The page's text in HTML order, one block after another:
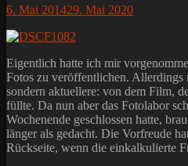
Posted
6. Mai 201429. Mai 2020
Eigentlich hatte ich mir
Fotos zu veröffentlichen. Allerdings
sondern aktuellere: von dem Film,
füllte. Da nun aber das Fotolabor
Wochenende geschlossen hatte,
länger als gedacht. Die Vorfreude
Rückseite, wenn die einkalkulierte